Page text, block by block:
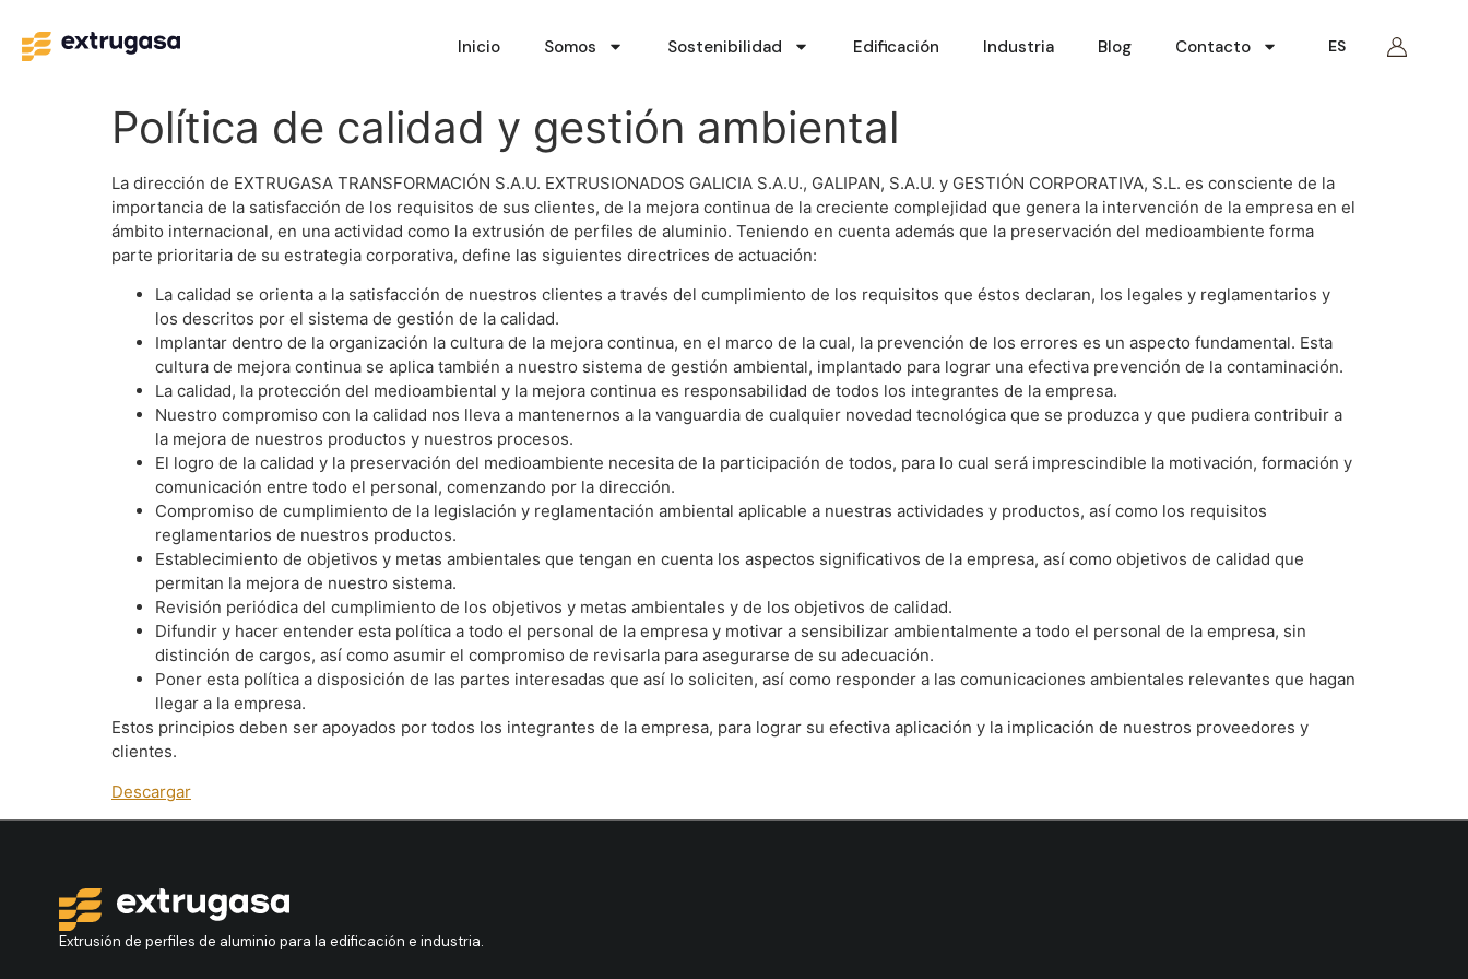
Inicio Somos Sostenibilidad Edificación Industria Blog Contacto ES
Política de calidad y gestión ambiental
La dirección de EXTRUGASA TRANSFORMACIÓN S.A.U. EXTRUSIONADOS GALICIA S.A.U., GALIPAN, S.A.U. y GESTIÓN CORPORATIVA, S.L. es consciente de la
importancia de la satisfacción de los requisitos de sus clientes, de la mejora continua de la creciente complejidad que genera la intervención de la empresa en el
ámbito internacional, en una actividad como la extrusión de perfiles de aluminio. Teniendo en cuenta además que la preservación del medioambiente forma
parte prioritaria de su estrategia corporativa, define las siguientes directrices de actuación:
La calidad se orienta a la satisfacción de nuestros clientes a través del cumplimiento de los requisitos que éstos declaran, los legales y reglamentarios y
los descritos por el sistema de gestión de la calidad.
Implantar dentro de la organización la cultura de la mejora continua, en el marco de la cual, la prevención de los errores es un aspecto fundamental. Esta
cultura de mejora continua se aplica también a nuestro sistema de gestión ambiental, implantado para lograr una efectiva prevención de la contaminación.
La calidad, la protección del medioambiental y la mejora continua es responsabilidad de todos los integrantes de la empresa.
Nuestro compromiso con la calidad nos lleva a mantenernos a la vanguardia de cualquier novedad tecnológica que se produzca y que pudiera contribuir a
la mejora de nuestros productos y nuestros procesos.
El logro de la calidad y la preservación del medioambiente necesita de la participación de todos, para lo cual será imprescindible la motivación, formación y
comunicación entre todo el personal, comenzando por la dirección.
Compromiso de cumplimiento de la legislación y reglamentación ambiental aplicable a nuestras actividades y productos, así como los requisitos
reglamentarios de nuestros productos.
Establecimiento de objetivos y metas ambientales que tengan en cuenta los aspectos significativos de la empresa, así como objetivos de calidad que
permitan la mejora de nuestro sistema.
Revisión periódica del cumplimiento de los objetivos y metas ambientales y de los objetivos de calidad.
Difundir y hacer entender esta política a todo el personal de la empresa y motivar a sensibilizar ambientalmente a todo el personal de la empresa, sin
distinción de cargos, así como asumir el compromiso de revisarla para asegurarse de su adecuación.
Poner esta política a disposición de las partes interesadas que así lo soliciten, así como responder a las comunicaciones ambientales relevantes que hagan
llegar a la empresa.
Estos principios deben ser apoyados por todos los integrantes de la empresa, para lograr su efectiva aplicación y la implicación de nuestros proveedores y
clientes.
Descargar
Extrusión de perfiles de aluminio para la edificación e industria.